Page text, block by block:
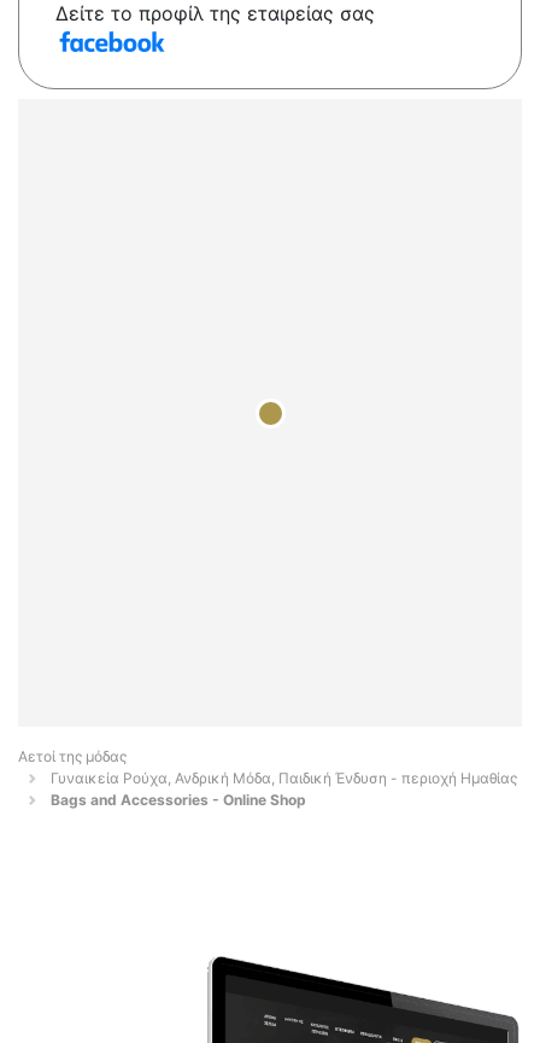
Δείτε το προφίλ της εταιρείας σας
Αετοί της μόδας
Γυναικεία Ρούχα, Ανδρική Μόδα, Παιδική Ένδυση - περιοχή Ημαθίας
Bags and Accessories - Online Shop